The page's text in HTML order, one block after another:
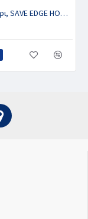
Ακονιστήρι, SAVE EDGE HOOK & LOOP